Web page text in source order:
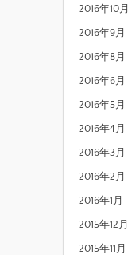
2016年10月
2016年9月
2016年8月
2016年6月
2016年5月
2016年4月
2016年3月
2016年2月
2016年1月
2015年12月
2015年11月